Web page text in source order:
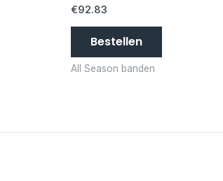
€92.83
Bestellen
All Season banden